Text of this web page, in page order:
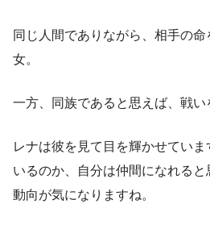
同じ人間でありながら、相手の
女。
一方、同族であると思えば、戦い
レナは彼を見て目を輝かせてい
いるのか、自分は仲間になれる
動向が気になりますね。